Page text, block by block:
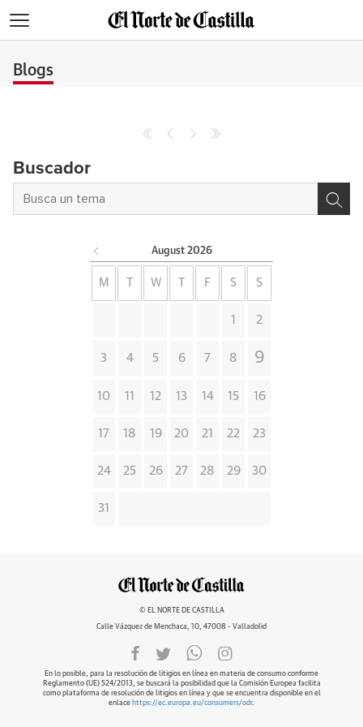
Blogs
Buscador
August 2026
M W F S S
1 2
3 4 5 6 7 8 9
10 11 12 13 14 15 16
17 18 19 20 21 22 23
24 25 26 27 28 29 30
31
© EL NORTE DE CASTILLA
Calle Vázquez de Menchaca, 10, 47008 - Valladolid
En lo posible, para la resolución de litigios en línea en materia de consumo conforme
Reglamento (UE) 524/2013, se buscará la posibilidad que la Comisión Europea facilita
como plataforma de resolución de litigios en línea y que se encuentra disponible en el
enlace https://ec.europa.eu/consumers/odr.